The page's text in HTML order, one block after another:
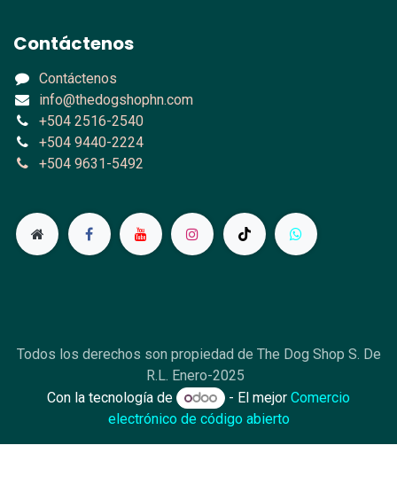
Contáctenos
Contáctenos
info@thedogshophn.com
+504 2516-2540
+504 9440-2224
+504 9631-5492
Todos los derechos son propiedad de The Dog Shop S. De
R.L. Enero-2025
Con la tecnología de
- El mejor Comercio
electrónico de código abierto